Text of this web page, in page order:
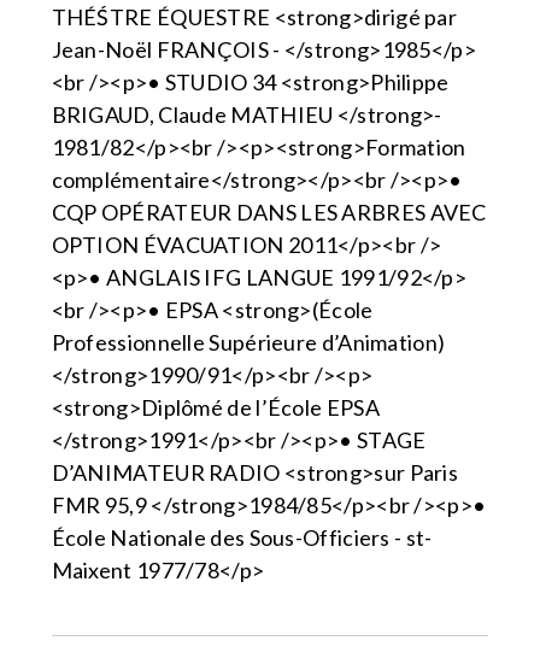
THÉŚTRE ÉQUESTRE <strong>dirigé par
Jean-Noël FRANÇOIS - </strong>1985</p>
<br /><p>• STUDIO 34 <strong>Philippe
BRIGAUD, Claude MATHIEU </strong>-
1981/82</p><br /><p><strong>Formation
complémentaire</strong></p><br /><p>•
CQP OPÉRATEUR DANS LES ARBRES AVEC
OPTION ÉVACUATION 2011</p><br />
<p>• ANGLAIS IFG LANGUE 1991/92</p>
<br /><p>• EPSA <strong>(École
Professionnelle Supérieure d’Animation)
</strong>1990/91</p><br /><p>
<strong>Diplômé de l’École EPSA
</strong>1991</p><br /><p>• STAGE
D’ANIMATEUR RADIO <strong>sur Paris
FMR 95,9 </strong>1984/85</p><br /><p>•
École Nationale des Sous-Officiers - st-
Maixent 1977/78</p>